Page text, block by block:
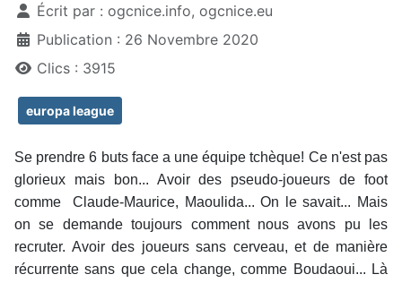
Écrit par : ogcnice.info, ogcnice.eu
Publication : 26 Novembre 2020
Clics : 3915
europa league
Se prendre 6 buts face a une équipe tchèque! Ce n'est pas
glorieux mais bon... Avoir des pseudo-joueurs de foot
comme Claude-Maurice, Maoulida... On le savait... Mais
on se demande toujours comment nous avons pu les
recruter. Avoir des joueurs sans cerveau, et de manière
récurrente sans que cela change, comme Boudaoui... Là